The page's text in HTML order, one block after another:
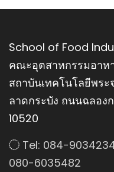
School of Food
คณะอุตสาหกรรมอาห
สถาบันเทคโนโลยีพร
ลาดกระบัง ถนนฉลอง
10520
Tel: 084-
080-6035482